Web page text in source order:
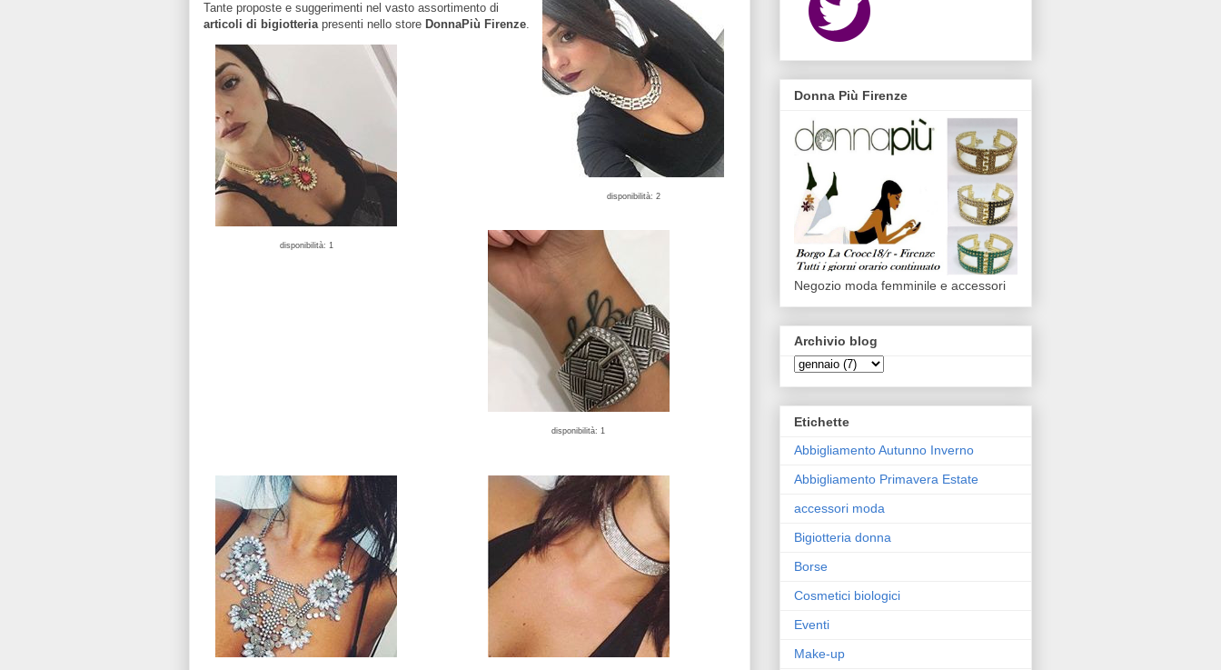
disponibilità: 2
Tante proposte e suggerimenti nel vasto assortimento di
articoli di bigiotteriapresenti nello store DonnaPiù Firenze.
disponibilità: 1
disponibilità: 1
Donna Più Firenze
Negozio moda femminile e accessori
Archivio blog
Etichette
Abbigliamento Autunno Inverno
Abbigliamento Primavera Estate
accessori moda
Bigiotteria donna
Borse
Cosmetici biologici
Eventi
Make-up